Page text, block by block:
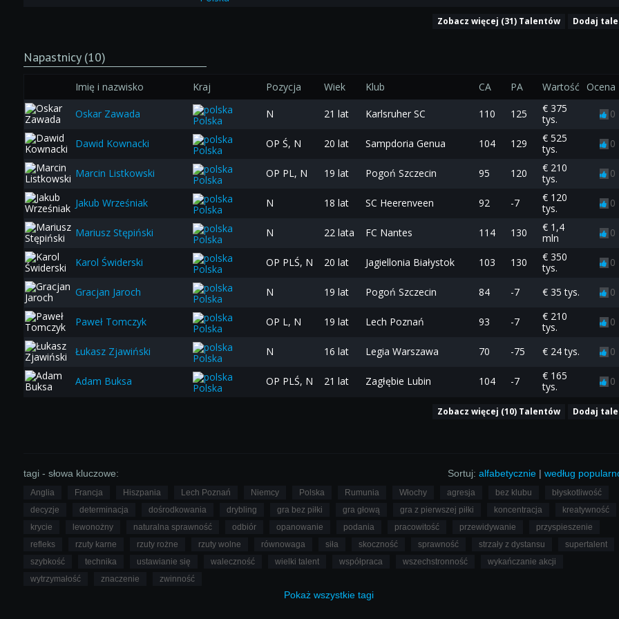
Zobacz więcej (31) Talentów Dodaj
Napastnicy (10)
Imię i nazwisko Kraj Pozycja Wiek Klub CA PA Wartość Ocena
Oskar Zawada Polska N 21 lat Karlsruher SC 110 125
€ 375
tys.
0
Dawid Kownacki Polska OP Ś, N 20 lat Sampdoria Genua 104 129
€ 525
tys.
0
Marcin Listkowski Polska OP PL, N 19 lat Pogoń Szczecin 95 120
€ 210
tys.
0
Jakub Wrześniak Polska N 18 lat SC Heerenveen 92 -7
€ 120
tys.
0
Mariusz Stępiński Polska N 22 lata FC Nantes 114 130
€ 1,4
mln
0
Karol Świderski Polska OP PLŚ, N 20 lat Jagiellonia Białystok 103 130
€ 350
tys.
0
Gracjan Jaroch Polska N 19 lat Pogoń Szczecin 84 -7 € 35 tys. 0
Paweł Tomczyk Polska OP L, N 19 lat Lech Poznań 93 -7
€ 210
tys.
0
Łukasz Zjawiński Polska N 16 lat Legia Warszawa 70 -75 € 24 tys. 0
Adam Buksa Polska OP PLŚ, N 21 lat Zagłębie Lubin 104 -7
€ 165
tys.
0
Zobacz więcej (10) Talentów Dodaj
Sortuj: alfabetycznie |według
tagi - słowa kluczowe:
Anglia Francja Hiszpania Lech Poznań Niemcy Polska Rumunia Włochy agresja bez klubu
błyskotliwość
decyzje
determinacja dośrodkowania drybling gra bez piłki gra głową gra z pierwszej piłki koncentracja
kreatywność
krycie
lewonożny naturalna sprawność odbiór opanowanie podania pracowitość przewidywanie
przyspieszenie
refleks
rzuty karne rzuty rożne rzuty wolne równowaga siła skoczność sprawność strzały z dystansu
supertalent
szybkość
technika ustawianie się waleczność wielki talent współpraca wszechstronność
wykańczanie akcji
wytrzymałość
znaczenie zwinność
Pokaż wszystkietagi